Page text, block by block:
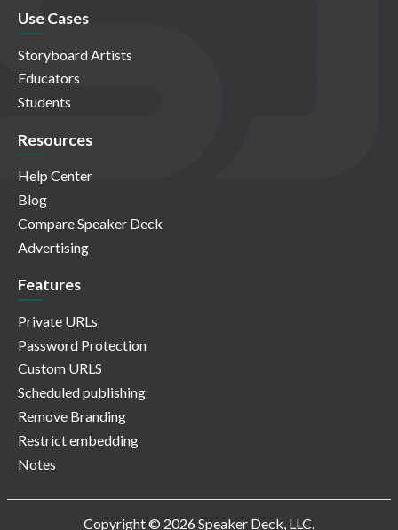
Use Cases
Storyboard Artists
Educators
Students
Resources
Help Center
Blog
Compare Speaker Deck
Advertising
Features
Private URLs
Password Protection
Custom URLS
Scheduled publishing
Remove Branding
Restrict embedding
Notes
Copyright © 2026 Speaker Deck, LLC.